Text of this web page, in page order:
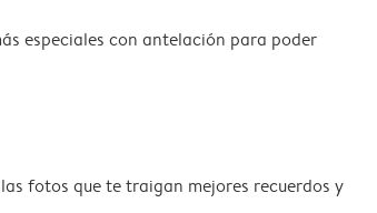
especiales con antelación para poder
fotos que te traigan mejores recuerdos y